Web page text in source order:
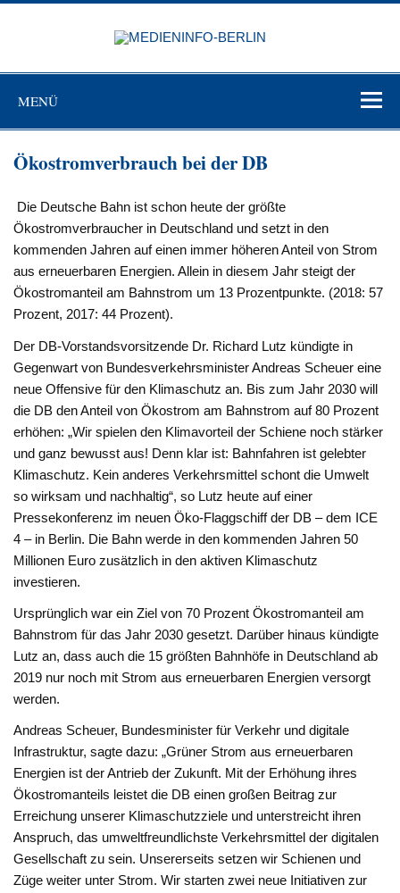
Zum
MENÜ
Ökostromverbrauch bei der DB
Die Deutsche Bahn ist schon heute der größte
Ökostromverbraucher in Deutschland und setzt in den
kommenden Jahren auf einen immer höheren Anteil von Strom
aus erneuerbaren Energien. Allein in diesem Jahr steigt der
Ökostromanteil am Bahnstrom um 13 Prozentpunkte. (2018: 57
Prozent, 2017: 44 Prozent).
Der DB-Vorstandsvorsitzende Dr. Richard Lutz kündigte in
Gegenwart von Bundesverkehrsminister Andreas Scheuer eine
neue Offensive für den Klimaschutz an. Bis zum Jahr 2030 will
die DB den Anteil von Ökostrom am Bahnstrom auf 80 Prozent
erhöhen: „Wir spielen den Klimavorteil der Schiene noch stärker
und ganz bewusst aus! Denn klar ist: Bahnfahren ist gelebter
Klimaschutz. Kein anderes Verkehrsmittel schont die Umwelt
so wirksam und nachhaltig“, so Lutz heute auf einer
Pressekonferenz im neuen Öko-Flaggschiff der DB – dem ICE
4 – in Berlin. Die Bahn werde in den kommenden Jahren 50
Millionen Euro zusätzlich in den aktiven Klimaschutz
investieren.
Ursprünglich war ein Ziel von 70 Prozent Ökostromanteil am
Bahnstrom für das Jahr 2030 gesetzt. Darüber hinaus kündigte
Lutz an, dass auch die 15 größten Bahnhöfe in Deutschland ab
2019 nur noch mit Strom aus erneuerbaren Energien versorgt
werden.
Andreas Scheuer, Bundesminister für Verkehr und digitale
Infrastruktur, sagte dazu: „Grüner Strom aus erneuerbaren
Energien ist der Antrieb der Zukunft. Mit der Erhöhung ihres
Ökostromanteils leistet die DB einen großen Beitrag zur
Erreichung unserer Klimaschutzziele und unterstreicht ihren
Anspruch, das umweltfreundlichste Verkehrsmittel der digitalen
Gesellschaft zu sein. Unsererseits setzen wir Schienen und
Züge weiter unter Strom. Wir starten zwei neue Initiativen zur